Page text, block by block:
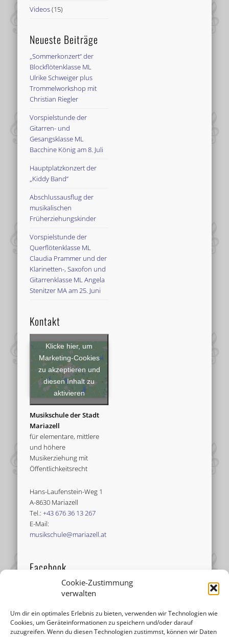
Cookie-Zustimmung
verwalten
Um dir ein optimales Erlebnis zu bieten, verwenden wir Technologien wie
Cookies, um Geräteinformationen zu speichern und/oder darauf
zuzugreifen. Wenn du diesen Technologien zustimmst, können wir Daten
Videos(15)
Neueste Beiträge
„Sommerkonzert“ der
Blockflötenklasse ML
Ulrike Schweiger plus
Trommelworkshop mit
Christian Riegler
Vorspielstunde der
Gitarren- und
Gesangsklasse ML
Bacchine König am 8. Juli
Hauptplatzkonzert der
„Kiddy Band“
Abschlussausflug der
musikalischen
Früherziehungskinder
Vorspielstunde der
Querflötenklasse ML
Claudia Prammer und der
Klarinetten-, Saxofon und
Gitarrenklasse ML Angela
Stenitzer MA am 25. Juni
Kontakt
Klicke hier, um
Marketing-Cookies
zu akzeptieren und
diesen Inhalt zu
aktivieren
Musikschule der Stadt
Mariazell
für elementare, mittlere
und höhere
Musikerziehung mit
Öffentlichkeitsrecht
Hans-Laufenstein-Weg 1
A-8630 Mariazell
Tel.:+43 676 36 13 267
E-Mail:
musikschule@mariazell.at
Facebook